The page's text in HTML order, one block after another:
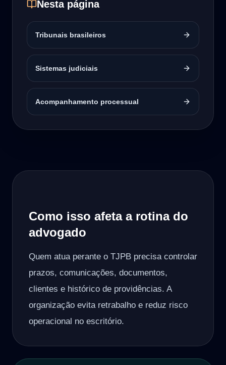
Nesta página
Tribunais brasileiros
Sistemas judiciais
Acompanhamento processual
Como isso afeta a rotina do
advogado
Quem atua perante o TJPB precisa controlar
prazos, comunicações, documentos,
clientes e histórico de providências. A
organização evita retrabalho e reduz risco
operacional no escritório.